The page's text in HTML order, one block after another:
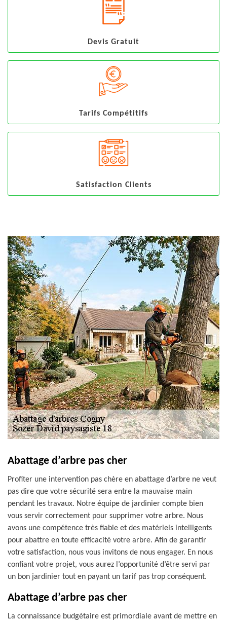
Devis Gratuit
Tarifs Compétitifs
Satisfaction Clients
Abattage d’arbre pas cher
Profiter une intervention pas chère en abattage d’arbre ne veut
pas dire que votre sécurité sera entre la mauvaise main
pendant les travaux. Notre équipe de jardinier compte bien
vous servir correctement pour supprimer votre arbre. Nous
avons une compétence très fiable et des matériels intelligents
pour abattre en toute efficacité votre arbre. Afin de garantir
votre satisfaction, nous vous invitons de nous engager. En nous
confiant votre projet, vous aurez l’opportunité d’être servi par
un bon jardinier tout en payant un tarif pas trop conséquent.
Abattage d’arbre pas cher
La connaissance budgétaire est primordiale avant de mettre en